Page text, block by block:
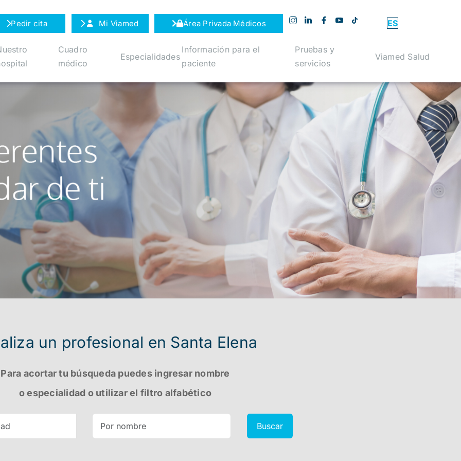
Pedir cita Mi Viamed Área Privada Médicos ES
Cuadro
médico
Especialidades
Información para el
paciente
Pruebas y
servicios
Viamed Salud
un profesional en Santa Elena
Para acortar tu búsqueda puedes ingresar nombre
o especialidad o utilizar el filtro alfabético
Buscar